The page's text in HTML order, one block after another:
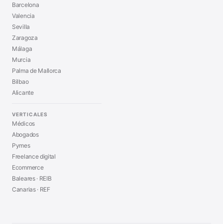
Barcelona
Valencia
Sevilla
Zaragoza
Málaga
Murcia
Palma de Mallorca
Bilbao
Alicante
VERTICALES
Médicos
Abogados
Pymes
Freelance digital
Ecommerce
Baleares · REIB
Canarias · REF